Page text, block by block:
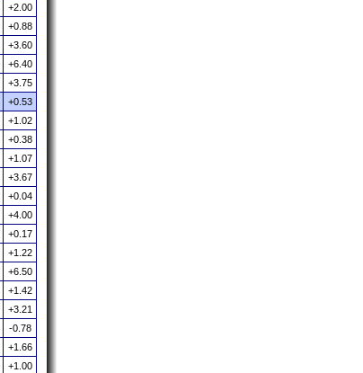
+2.00
+0.88
+3.60
+6.40
+3.75
+0.53
+1.02
+0.38
+1.07
+3.67
+0.04
+4.00
+0.17
+1.22
+6.50
+1.42
+3.21
-0.78
+1.66
+1.00